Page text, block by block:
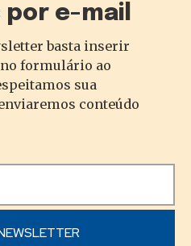
e-mail
basta inserir
formulário ao
sua
conteúdo